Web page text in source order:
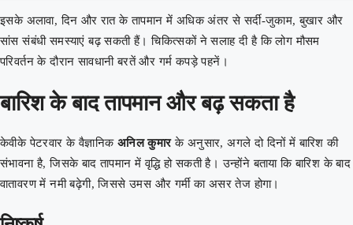
इसके अलावा, दिन और रात के तापमान में अधिक अंतर से सर्दी-जुकाम, बुखार और
सांस संबंधी समस्याएं बढ़ सकती हैं। चिकित्सकों ने सलाह दी है कि लोग मौसम
परिवर्तन के दौरान सावधानी बरतें और गर्म कपड़े पहनें।
बारिश के बाद तापमान और बढ़ सकता है
केवीके पेटरवार के वैज्ञानिक अनिल कुमारके अनुसार, अगले दो दिनों में बारिश की
संभावना है, जिसके बाद तापमान में वृद्धि हो सकती है। उन्होंने बताया कि बारिश के बाद
वातावरण में नमी बढ़ेगी, जिससे उमस और गर्मी का असर तेज होगा।